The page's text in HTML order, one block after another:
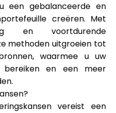
een gebalanceerde en
creëren. Met
en voortdurende
methoden uitgroeien tot
waarmee u uw
bereiken en een meer
vereist een